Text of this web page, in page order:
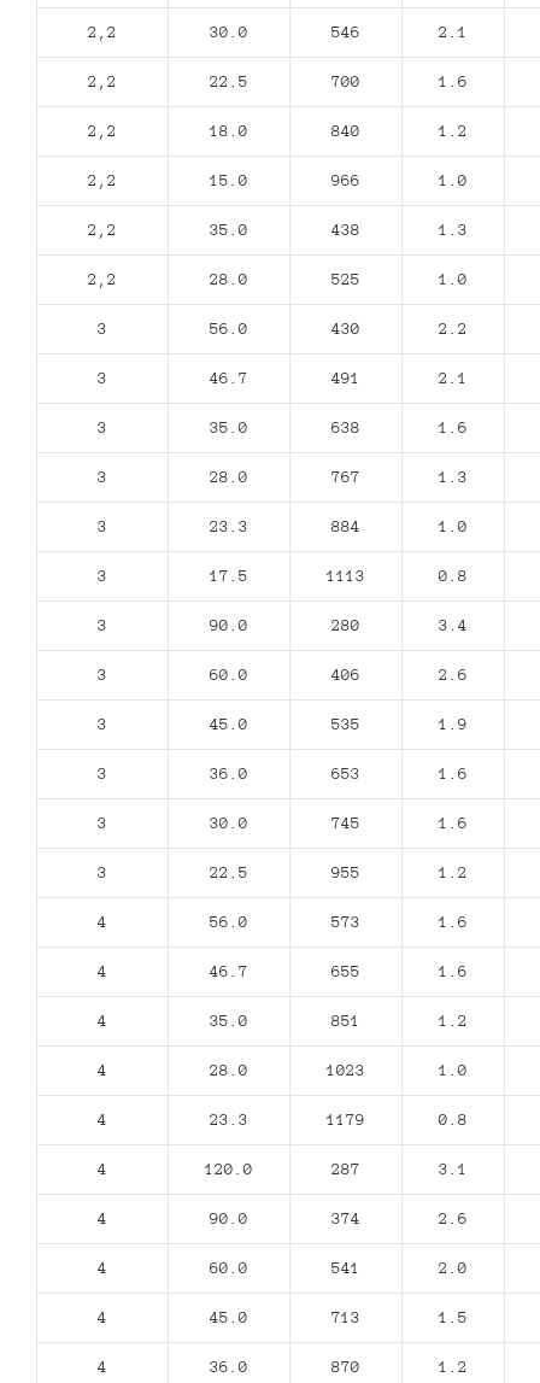
2,2 30.0 546 2.1
2,2 22.5 700 1.6
2,2 18.0 840 1.2
2,2 15.0 966 1.0
2,2 35.0 438 1.3
2,2 28.0 525 1.0
3 56.0 430 2.2
3 46.7 491 2.1
3 35.0 638 1.6
3 28.0 767 1.3
3 23.3 884 1.0
3 17.5 1113 0.8
3 90.0 280 3.4
3 60.0 406 2.6
3 45.0 535 1.9
3 36.0 653 1.6
3 30.0 745 1.6
3 22.5 955 1.2
4 56.0 573 1.6
4 46.7 655 1.6
4 35.0 851 1.2
4 28.0 1023 1.0
4 23.3 1179 0.8
4 120.0 287 3.1
4 90.0 374 2.6
4 60.0 541 2.0
4 45.0 713 1.5
4 36.0 870 1.2